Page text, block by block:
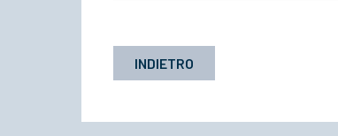
INDIETRO